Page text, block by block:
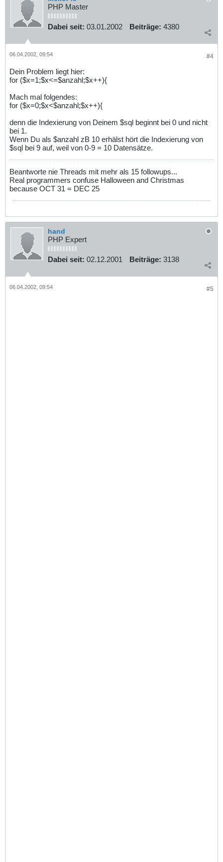
PHP Master
Dabei seit: 03.01.2002 Beiträge: 4380
#4
06.04.2002, 09:54
Dein Problem liegt hier:
for ($x=1;$x<=$anzahl;$x++){
Mach mal folgendes:
for ($x=0;$x<$anzahl;$x++){
denn die Indexierung von Deinem $sql beginnt bei 0 und nicht
bei 1.
Wenn Du als $anzahl zB 10 erhälst hört die Indexierung von
$sql bei 9 auf, weil von 0-9 = 10 Datensätze.
Beantworte nie Threads mit mehr als 15 followups...
Real programmers confuse Halloween and Christmas
because OCT 31 = DEC 25
hand
PHP Expert
Dabei seit: 02.12.2001 Beiträge: 3138
#5
06.04.2002, 09:54